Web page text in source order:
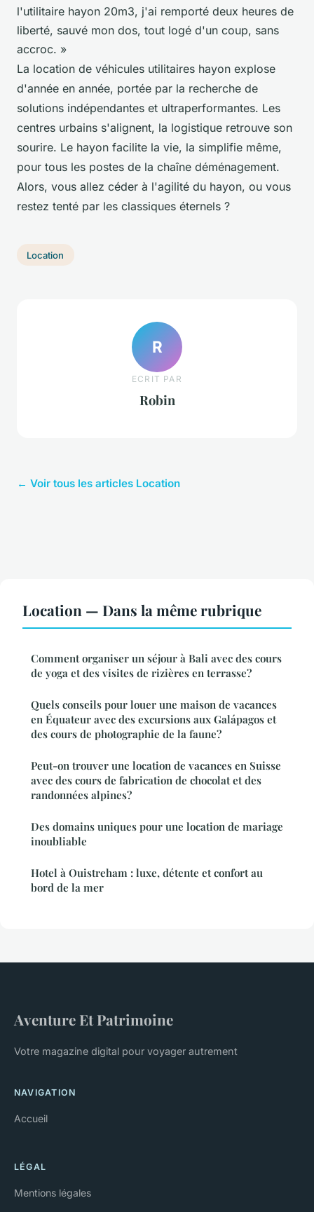
l'utilitaire hayon 20m3, j'ai remporté deux heures de
liberté, sauvé mon dos, tout logé d'un coup, sans
accroc. »
La location de véhicules utilitaires hayon explose
d'année en année, portée par la recherche de
solutions indépendantes et ultraperformantes. Les
centres urbains s'alignent, la logistique retrouve son
sourire. Le hayon facilite la vie, la simplifie même,
pour tous les postes de la chaîne déménagement.
Alors, vous allez céder à l'agilité du hayon, ou vous
restez tenté par les classiques éternels ?
Location
R
ECRIT PAR
Robin
← Voir tous les articles Location
Location — Dans la même rubrique
Comment organiser un séjour à Bali avec des cours
de yoga et des visites de rizières en terrasse?
Quels conseils pour louer une maison de vacances
en Équateur avec des excursions aux Galápagos et
des cours de photographie de la faune?
Peut-on trouver une location de vacances en Suisse
avec des cours de fabrication de chocolat et des
randonnées alpines?
Des domains uniques pour une location de mariage
inoubliable
Hotel à Ouistreham : luxe, détente et confort au
bord de la mer
Aventure Et Patrimoine
Votre magazine digital pour voyager autrement
NAVIGATION
Accueil
LÉGAL
Mentions légales